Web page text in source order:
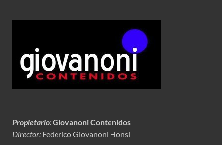
Propietario:Giovanoni Contenidos
Director: Federico Giovanoni Honsi